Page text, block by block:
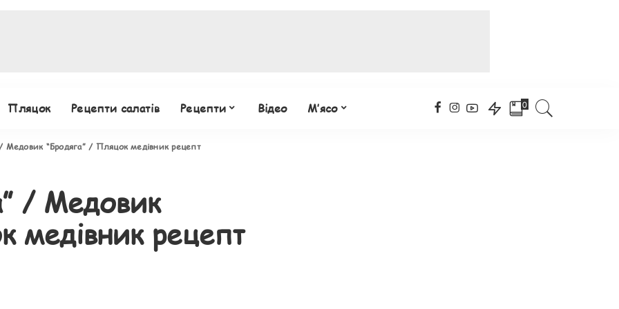
Пляцок Рецепти салатів Рецепти Відео М’ясо 0
Медовик “Бродяга” / Пляцок медівник рецепт
/ Медовик
медівник рецепт